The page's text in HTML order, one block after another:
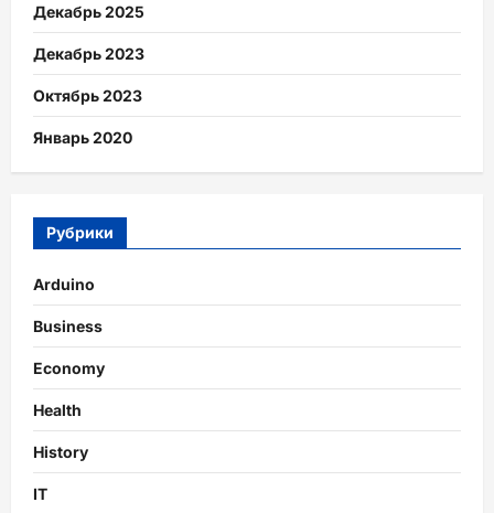
Декабрь 2025
Декабрь 2023
Октябрь 2023
Январь 2020
Рубрики
Arduino
Business
Economy
Health
History
IT